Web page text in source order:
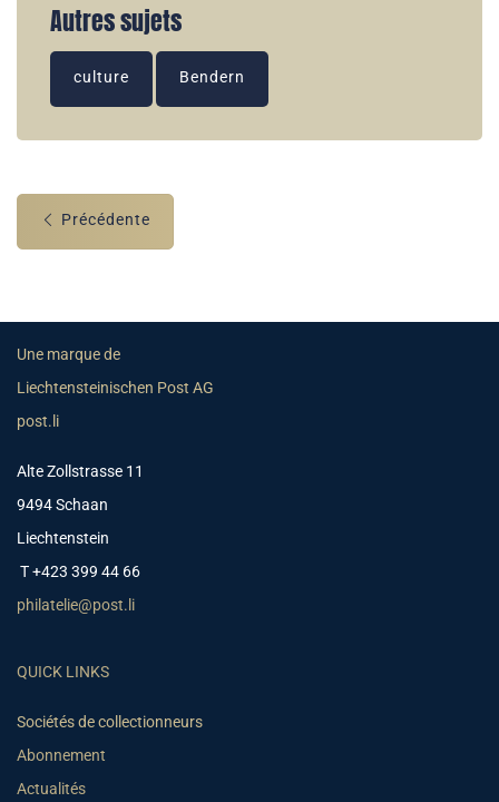
Autres sujets
culture Bendern
Précédente
Une marque de
Liechtensteinischen Post AG
post.li
Alte Zollstrasse 11
9494 Schaan
Liechtenstein
T +423 399 44 66
philatelie@post.li
QUICK LINKS
Sociétés de collectionneurs
Abonnement
Actualités